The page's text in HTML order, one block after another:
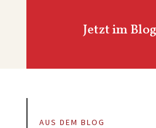
Jetzt im
AUS DEM BLOG